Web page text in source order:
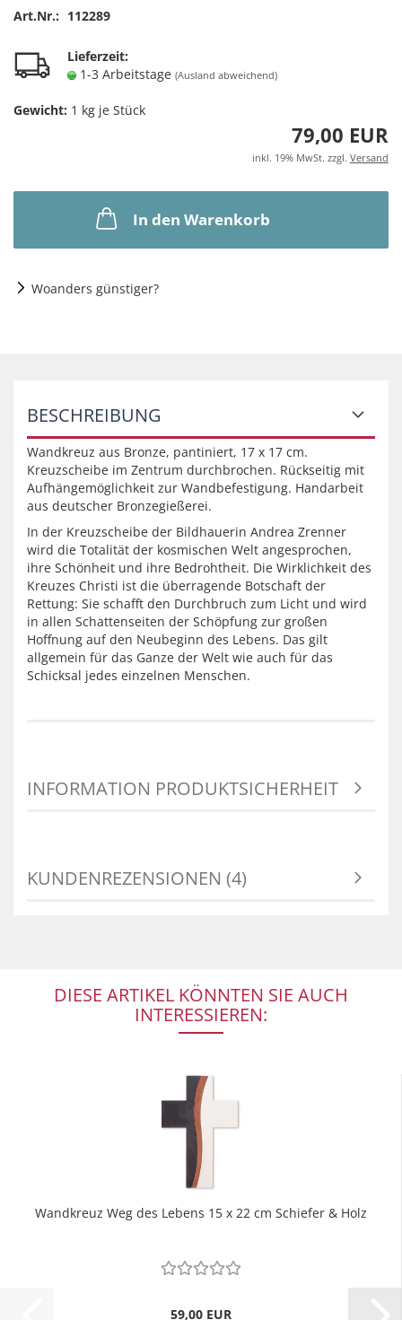
Art.Nr.: 112289
Lieferzeit:
1-3 Arbeitstage (Ausland abweichend)
Gewicht: 1 kg je Stück
79,00 EUR
inkl. 19% MwSt. zzgl. Versand
In den Warenkorb
Woanders günstiger?
BESCHREIBUNG
Wandkreuz aus Bronze, pantiniert, 17 x 17 cm.
Kreuzscheibe im Zentrum durchbrochen. Rückseitig mit
Aufhängemöglichkeit zur Wandbefestigung. Handarbeit
aus deutscher Bronzegießerei.
In der Kreuzscheibe der Bildhauerin Andrea Zrenner
wird die Totalität der kosmischen Welt angesprochen,
ihre Schönheit und ihre Bedrohtheit. Die Wirklichkeit des
Kreuzes Christi ist die überragende Botschaft der
Rettung: Sie schafft den Durchbruch zum Licht und wird
in allen Schattenseiten der Schöpfung zur großen
Hoffnung auf den Neubeginn des Lebens. Das gilt
allgemein für das Ganze der Welt wie auch für das
Schicksal jedes einzelnen Menschen.
INFORMATION PRODUKTSICHERHEIT
KUNDENREZENSIONEN (4)
DIESE ARTIKEL KÖNNTEN SIE AUCH
INTERESSIEREN:
Wandkreuz Weg des Lebens 15 x 22 cm Schiefer & Holz
59,00 EUR